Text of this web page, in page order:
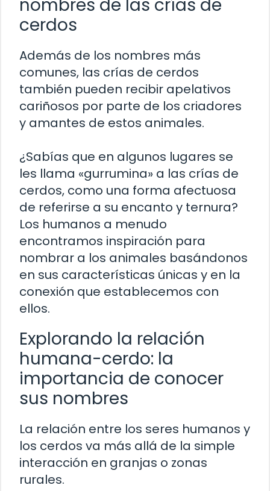
nombres de las crías de
cerdos
Además de los nombres más
comunes, las crías de cerdos
también pueden recibir apelativos
cariñosos por parte de los criadores
y amantes de estos animales.
¿Sabías que en algunos lugares se
les llama «gurrumina» a las crías de
cerdos, como una forma afectuosa
de referirse a su encanto y ternura?
Los humanos a menudo
encontramos inspiración para
nombrar a los animales basándonos
en sus características únicas y en la
conexión que establecemos con
ellos.
Explorando la relación
humana-cerdo: la
importancia de conocer
sus nombres
La relación entre los seres humanos y
los cerdos va más allá de la simple
interacción en granjas o zonas
rurales.